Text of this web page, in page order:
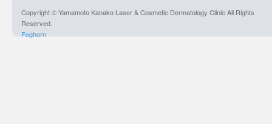
Copyright © Yamamoto Kanako Laser & Cosmetic Dermatology Clinic All Rights
Reserved.
Foghorn